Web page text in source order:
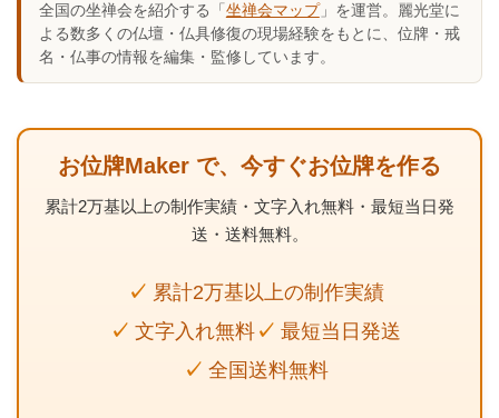
全国の坐禅会を紹介する「 坐禅会マップ」を運営。麗光堂に
よる数多くの仏壇・仏具修復の現場経験をもとに、位牌・戒
名・仏事の情報を編集・監修しています。
お位牌Maker で、今すぐお位牌を作る
累計2万基以上の制作実績・文字入れ無料・最短当日発
送・送料無料。
累計2万基以上の制作実績
文字入れ無料
最短当日発送
全国送料無料